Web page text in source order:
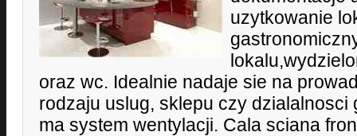
uzytkowanie
oraz wc. Idealnie nadaje sie na
rodzaju uslug, sklepu czy dzialalnosci
ma system wentylacji. Cala sciana